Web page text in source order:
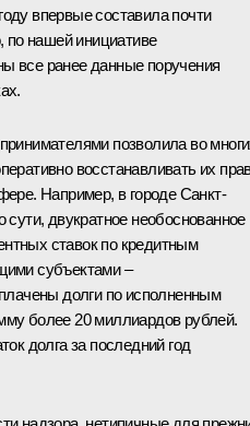
впервые составила почти
по нашей инициативе
все ранее данные поручения
позволила во
восстанавливать их
Например, в городе Санкт-
сути, двукратное необоснованное
ставок по кредитным
субъектами –
долги по исполненным
более 20 миллиардов рублей.
долга за последний год